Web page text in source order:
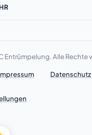
Entrümpelung. Alle Rechte
Datenschutz